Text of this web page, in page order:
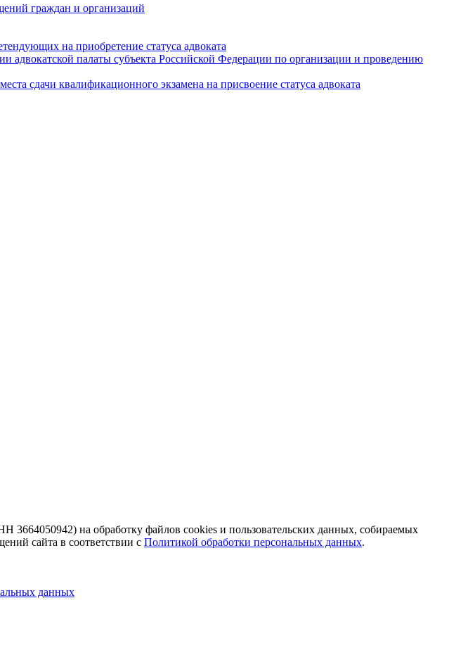
граждан и организаций
на приобретение статуса адвоката
адвокатской палаты субъекта Российской Федерации по организации и проведению
сдачи квалификационного экзамена на присвоение статуса адвоката
3664050942) на обработку файлов cookies и пользовательских данных, собираемых
сайта в соответствии с Политикой обработки персональных данных.
данных